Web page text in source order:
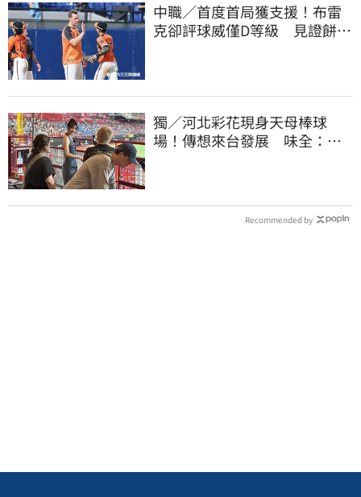
中職／首度首局獲支援！布雷
克卻評球威僅D等級 見證餅總
獨／河北彩花現身天母棒球
場！傳想來台發展 味全：歡
Recommended by